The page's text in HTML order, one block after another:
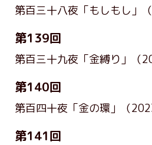
第百三十八夜「もしもし」
第139回
第百三十九夜「金縛り」 （
第140回
第百四十夜「金の環」 （
第141回